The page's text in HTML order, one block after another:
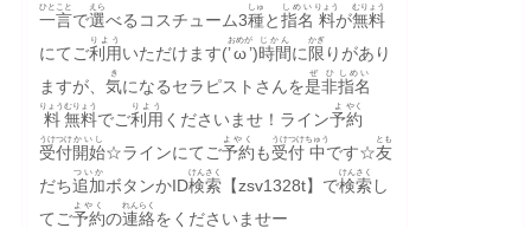
一言
ひとこと
で選
えら
べるコスチューム3種
しゅ
と指名
しめい
料
りょう
が無料
むりょう
にてご利用
りよう
いただけます(’ω
おめが
’)時間
じかん
に 限
かぎ
りがあり
ますが、 気
き
になるセラピストさんを是非
ぜひ
指名
しめい
料
りょう
無料
むりょう
でご利用
りよう
くださいませ！ライン予
よ
約
やく
受付
うけつけ
開始
かいし
☆ラインにてご予約
よやく
も受付
うけつけ
中
ちゅう
です☆友
とも
だち追加
ついか
ボタンかID検索
けんさく
【zsv1328t】で検索
けんさく
し
てご予約
よやく
の連絡
れんらく
をくださいませー